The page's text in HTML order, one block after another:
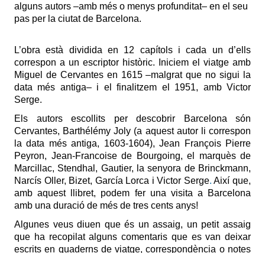
alguns autors ‒amb més o menys profunditat‒ en el seu
pas per la ciutat de Barcelona.
L’obra està dividida en 12 capítols i cada un d’ells
correspon a un escriptor històric. Iniciem el viatge amb
Miguel de Cervantes en 1615 ‒malgrat que no sigui la
data més antiga‒ i el finalitzem el 1951, amb Victor
Serge.
Els autors escollits per descobrir Barcelona són
Cervantes, Barthélémy Joly (a aquest autor li correspon
la data més antiga, 1603-1604), Jean François Pierre
Peyron, Jean-Francoise de Bourgoing, el marquès de
Marcillac, Stendhal, Gautier, la senyora de Brinckmann,
Narcís Oller, Bizet, García Lorca i Victor Serge. Així que,
amb aquest llibret, podem fer una visita a Barcelona
amb una duració de més de tres cents anys!
Algunes veus diuen que és un assaig, un petit assaig
que ha recopilat alguns comentaris que es van deixar
escrits en quaderns de viatge, correspondència o notes